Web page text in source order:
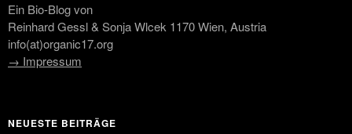
Ein Bio-Blog von
Reinhard Gessl & Sonja Wlcek 1170 Wien, Austria
info(at)organic17.org
→ Impressum
NEUESTE BEITRÄGE